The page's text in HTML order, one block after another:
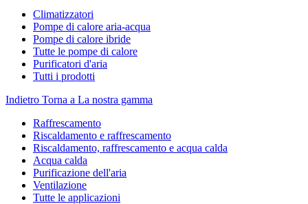
Climatizzatori
Pompe di calore aria-acqua
Pompe di calore ibride
Tutte le pompe di calore
Purificatori d'aria
Tutti i prodotti
Indietro Torna a La nostra gamma
Raffrescamento
Riscaldamento e raffrescamento
Riscaldamento, raffrescamento e acqua calda
Acqua calda
Purificazione dell'aria
Ventilazione
Tutte le applicazioni